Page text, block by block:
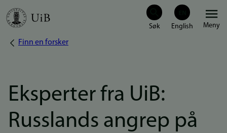
Hopp
Meny
Navigasjonssti
Finn en forsker
Eksperter fra UiB:
Russlands angrep på